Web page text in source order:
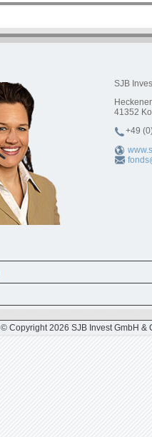
SJB
41352
+49
© Copyright 2026 SJB Invest GmbH &